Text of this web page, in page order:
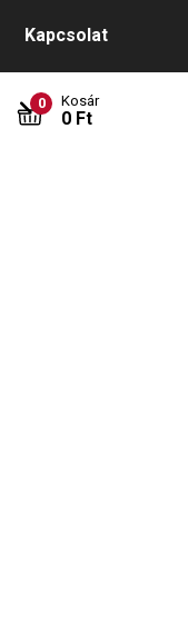
Kapcsolat
0 Kosár
0 Ft